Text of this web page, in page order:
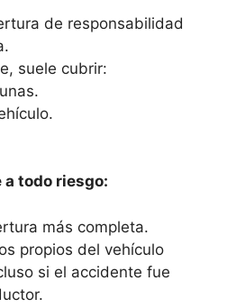
de responsabilidad
suele cubrir:
a todo riesgo:
más completa.
propios del vehículo
si el accidente fue